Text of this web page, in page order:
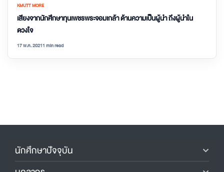
KMUTT MORE
เสียงจากนักศึกษาทุนเพชรพระจอมเกล้า ด้านความเป็นผู้นำ ถึงผู้นำใน
ดวงใจ
17 พ.ค. 20211 min read
นักศึกษาปัจจุบัน